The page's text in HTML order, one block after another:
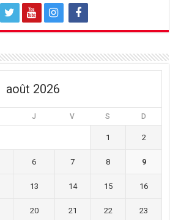
août 2026
J V S D
1 2
6 7 8 9
13 14 15 16
20 21 22 23